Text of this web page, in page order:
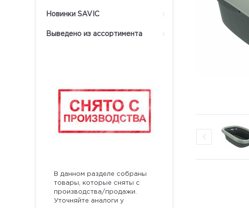
Новинки SAVIC
Выведено из ассортимента
В данном разделе собраны
товары, которые сняты с
производства/продажи.
Уточняйте аналоги у